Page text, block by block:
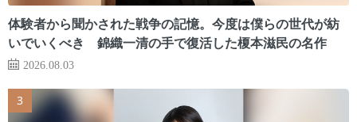
体験者から聞かされた戦争の記憶。今度は僕らの世代が紡
いでいくべき 錦織一清の手で復活した榎本滋民の名作
2026.08.03